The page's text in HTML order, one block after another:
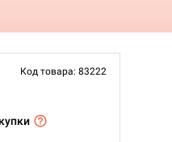
Код товара: 83222